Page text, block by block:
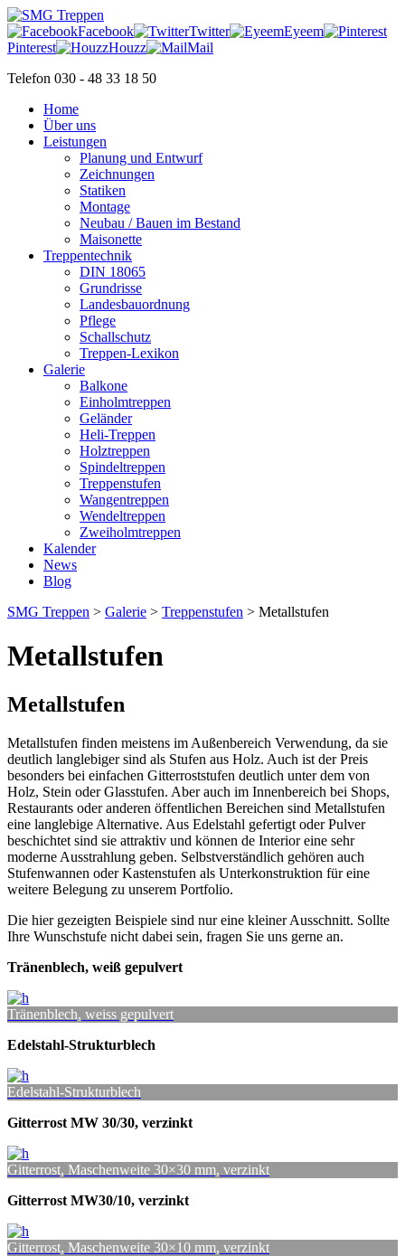
Facebook Twitter
Eyeem
Pinterest
Houzz
Mail
Telefon 030 - 48 33 18 50
Home
Über uns
Leistungen
Planung und Entwurf
Zeichnungen
Statiken
Montage
Neubau / Bauen im Bestand
Maisonette
Treppentechnik
DIN 18065
Grundrisse
Landesbauordnung
Pflege
Schallschutz
Treppen-Lexikon
Galerie
Balkone
Einholmtreppen
Geländer
Heli-Treppen
Holztreppen
Spindeltreppen
Treppenstufen
Wangentreppen
Wendeltreppen
Zweiholmtreppen
Kalender
News
Blog
SMG Treppen > Galerie > Treppenstufen > Metallstufen
Metallstufen
Metallstufen
Metallstufen finden meistens im Außenbereich Verwendung, da sie
deutlich langlebiger sind als Stufen aus Holz. Auch ist der Preis
besonders bei einfachen Gitterroststufen deutlich unter dem von
Holz, Stein oder Glasstufen. Aber auch im Innenbereich bei Shops,
Restaurants oder anderen öffentlichen Bereichen sind Metallstufen
eine langlebige Alternative. Aus Edelstahl gefertigt oder Pulver
beschichtet sind sie attraktiv und können de Interior eine sehr
moderne Ausstrahlung geben. Selbstverständlich gehören auch
Stufenwannen oder Kastenstufen als Unterkonstruktion für eine
weitere Belegung zu unserem Portfolio.
Die hier gezeigten Beispiele sind nur eine kleiner Ausschnitt. Sollte
Ihre Wunschstufe nicht dabei sein, fragen Sie uns gerne an.
Tränenblech, weiß gepulvert
Tränenblech, weiss gepulvert
Edelstahl-Strukturblech
Edelstahl-Strukturblech
Gitterrost MW 30/30, verzinkt
Gitterrost, Maschenweite 30×30 mm, verzinkt
Gitterrost MW30/10, verzinkt
Gitterrost, Maschenweite 30×10 mm, verzinkt